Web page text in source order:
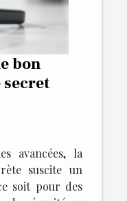
bon
avancées, la
suscite un
soit pour des